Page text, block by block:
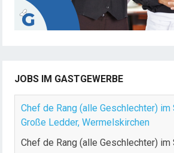
JOBS IM GASTGEWERBE
Chef de Rang (alle Geschlechter) im
Große Ledder, Wermelskirchen
Chef de Rang (alle Geschlechter) im